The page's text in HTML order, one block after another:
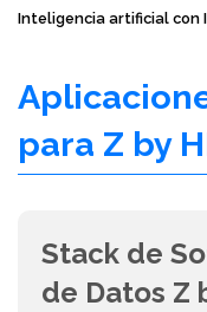
Inteligencia artificial con
para Z by
Stack de
de Datos Z